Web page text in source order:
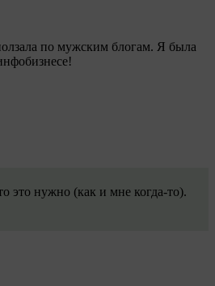
по мужским блогам. Я была
это нужно (как и мне когда-то).